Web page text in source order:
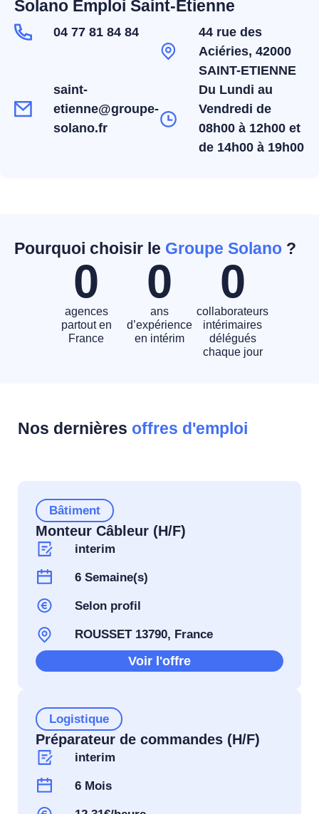
Solano Emploi Saint-Etienne
04 77 81 84 84
44 rue des
Aciéries, 42000
SAINT-ETIENNE
saint-
etienne@groupe-
solano.fr
Du Lundi au
Vendredi de
08h00 à 12h00 et
de 14h00 à 19h00
Pourquoi choisir le Groupe Solano ?
agences
partout en
France
0
ans
d’expérience
en intérim
0
collaborateurs
intérimaires
délégués
chaque jour
0
Nos dernières offres d'emploi
Bâtiment
Monteur Câbleur (H/F)
interim
6 Semaine(s)
Selon profil
ROUSSET 13790, France
Voir l'offre
Logistique
Préparateur de commandes (H/F)
interim
6 Mois